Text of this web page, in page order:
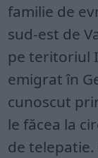
familie de
sud-est de
pe teritoriul
emigrat în
cunoscut
le făcea la
de